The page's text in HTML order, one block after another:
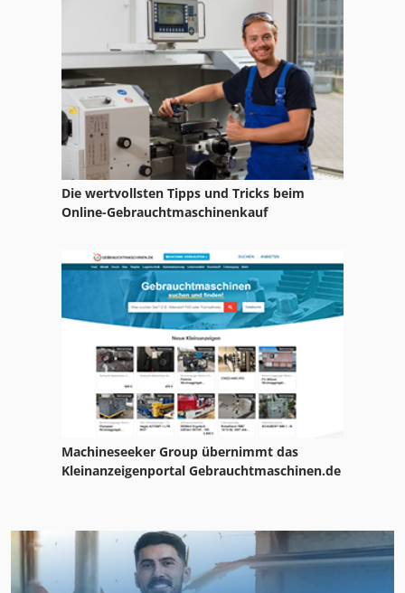
Die wertvollsten Tipps und Tricks beim
Online-Gebrauchtmaschinenkauf
Machineseeker Group übernimmt das
Kleinanzeigenportal Gebrauchtmaschinen.de